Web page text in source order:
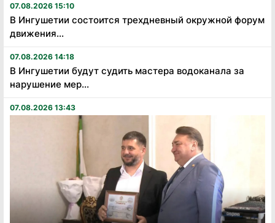
07.08.2026 15:10
В Ингушетии состоится трехдневный окружной форум
движения...
07.08.2026 14:18
В Ингушетии будут судить мастера водоканала за
нарушение мер...
07.08.2026 13:43